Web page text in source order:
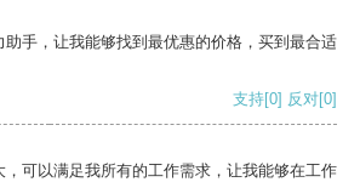
手，让我能够找到最优惠的价格，买到最合适
支持[0] 反对[0]
可以满足我所有的工作需求，让我能够在工作